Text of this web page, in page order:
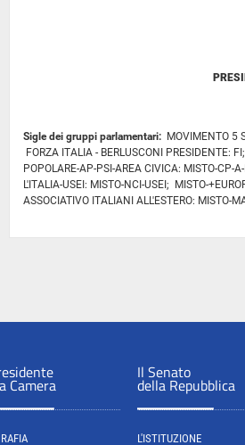
Sigle dei gruppi parlamentari: MOVIMENTO 5
FORZA ITALIA - BERLUSCONI PRESIDENTE:
POPOLARE-AP-PSI-AREA CIVICA: MISTO-
L'ITALIA-USEI: MISTO-NCI-USEI; MISTO-
ASSOCIATIVO ITALIANI ALL'ESTERO: MISTO-
Camera
Il Senato
della Repubblica
L'ISTITUZIONE